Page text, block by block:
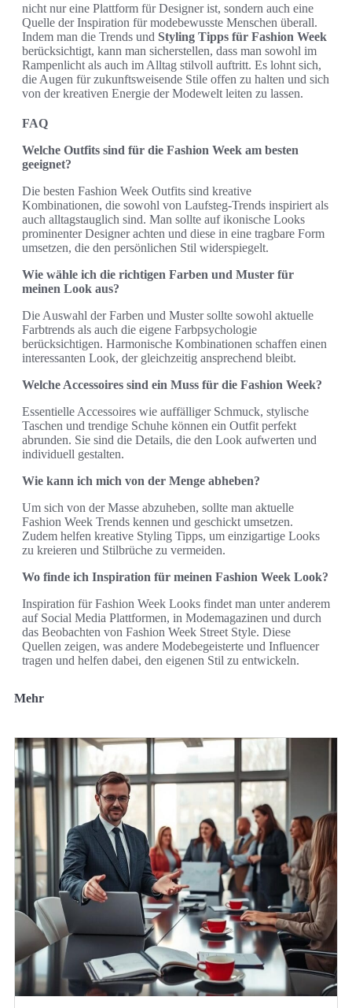
nicht nur eine Plattform für Designer ist, sondern auch eine
Quelle der Inspiration für modebewusste Menschen überall.
Indem man die Trends und Styling Tipps für Fashion Week
berücksichtigt, kann man sicherstellen, dass man sowohl im
Rampenlicht als auch im Alltag stilvoll auftritt. Es lohnt sich,
die Augen für zukunftsweisende Stile offen zu halten und sich
von der kreativen Energie der Modewelt leiten zu lassen.
FAQ
Welche Outfits sind für die Fashion Week am besten
geeignet?
Die besten Fashion Week Outfits sind kreative
Kombinationen, die sowohl von Laufsteg-Trends inspiriert als
auch alltagstauglich sind. Man sollte auf ikonische Looks
prominenter Designer achten und diese in eine tragbare Form
umsetzen, die den persönlichen Stil widerspiegelt.
Wie wähle ich die richtigen Farben und Muster für
meinen Look aus?
Die Auswahl der Farben und Muster sollte sowohl aktuelle
Farbtrends als auch die eigene Farbpsychologie
berücksichtigen. Harmonische Kombinationen schaffen einen
interessanten Look, der gleichzeitig ansprechend bleibt.
Welche Accessoires sind ein Muss für die Fashion Week?
Essentielle Accessoires wie auffälliger Schmuck, stylische
Taschen und trendige Schuhe können ein Outfit perfekt
abrunden. Sie sind die Details, die den Look aufwerten und
individuell gestalten.
Wie kann ich mich von der Menge abheben?
Um sich von der Masse abzuheben, sollte man aktuelle
Fashion Week Trends kennen und geschickt umsetzen.
Zudem helfen kreative Styling Tipps, um einzigartige Looks
zu kreieren und Stilbrüche zu vermeiden.
Wo finde ich Inspiration für meinen Fashion Week Look?
Inspiration für Fashion Week Looks findet man unter anderem
auf Social Media Plattformen, in Modemagazinen und durch
das Beobachten von Fashion Week Street Style. Diese
Quellen zeigen, was andere Modebegeisterte und Influencer
tragen und helfen dabei, den eigenen Stil zu entwickeln.
Mehr